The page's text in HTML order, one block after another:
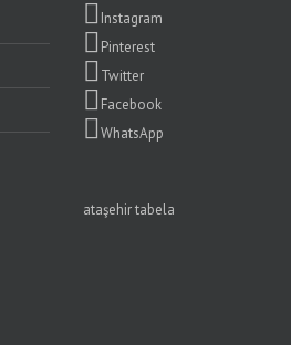
Instagram
Pinterest
Twitter
Facebook
WhatsApp
ataşehir tabela